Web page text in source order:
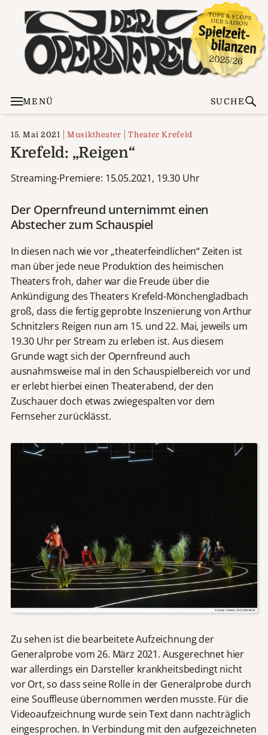
MENÜ SUCHE
15. Mai 2021 Musiktheater Theater Krefeld
Krefeld: „Reigen“
Streaming-Premiere: 15.05.2021, 19.30 Uhr
Der Opernfreund unternimmt einen
Abstecher zum Schauspiel
In diesen nach wie vor „theaterfeindlichen“ Zeiten ist
man über jede neue Produktion des heimischen
Theaters froh, daher war die Freude über die
Ankündigung des Theaters Krefeld-Mönchengladbach
groß, dass die fertig geprobte Inszenierung von Arthur
Schnitzlers Reigen nun am 15. und 22. Mai, jeweils um
19.30 Uhr per Stream zu erleben ist. Aus diesem
Grunde wagt sich der Opernfreund auch
ausnahmsweise mal in den Schauspielbereich vor und
er erlebt hierbei einen Theaterabend, der den
Zuschauer doch etwas zwiegespalten vor dem
Fernseher zurücklässt.
Zu sehen ist die bearbeitete Aufzeichnung der
Generalprobe vom 26. März 2021. Ausgerechnet hier
war allerdings ein Darsteller krankheitsbedingt nicht
vor Ort, so dass seine Rolle in der Generalprobe durch
eine Souffleuse übernommen werden musste. Für die
Videoaufzeichnung wurde sein Text dann nachträglich
eingesprochen. In Verbindung mit den aufgezeichneten